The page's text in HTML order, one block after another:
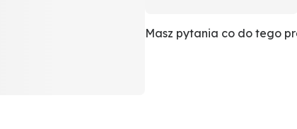
Masz pytania co do tego